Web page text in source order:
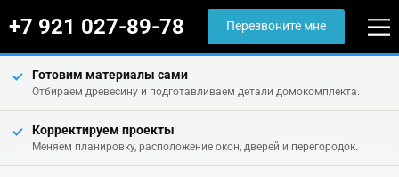
+7 921 027-89-78 Перезвоните мне
Готовим материалы сами
Отбираем древесину и подготавливаем детали домокомплекта.
Корректируем проекты
Меняем планировку, расположение окон, дверей и перегородок.